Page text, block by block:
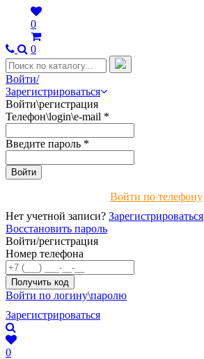
0
0
Войти/
Зарегистрироваться
Войти\регистрация
Телефон\login\e-mail *
Введите пароль *
Войти по телефону
Нет учетной записи? Зарегистрироваться
Восстановить пароль
Войти/регистрация
Номер телефона
Войти по логину\паролю
Зарегистрироваться
0